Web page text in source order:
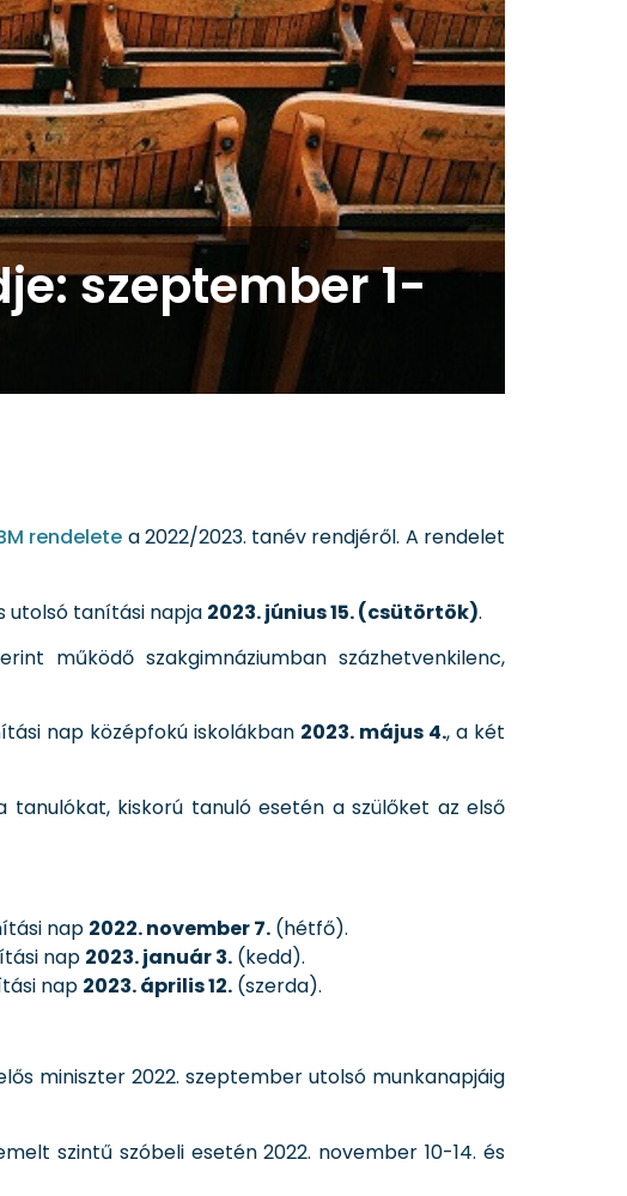
szeptember 1-
rendelete a 2022/2023. tanév rendjéről. A rendelet
utolsó tanítási napja 2023. június 15. (csütörtök).
működő szakgimnáziumban százhetvenkilenc,
nap középfokú iskolákban 2023. május 4., a két
kiskorú tanuló esetén a szülőket az első
nap 2022. november 7. (hétfő).
nap 2023. január 3. (kedd).
nap 2023. április 12. (szerda).
miniszter 2022. szeptember utolsó munkanapjáig
szintű szóbeli esetén 2022. november 10-14. és